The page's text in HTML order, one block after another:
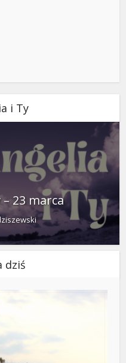
i Ty
23 marca
dziś